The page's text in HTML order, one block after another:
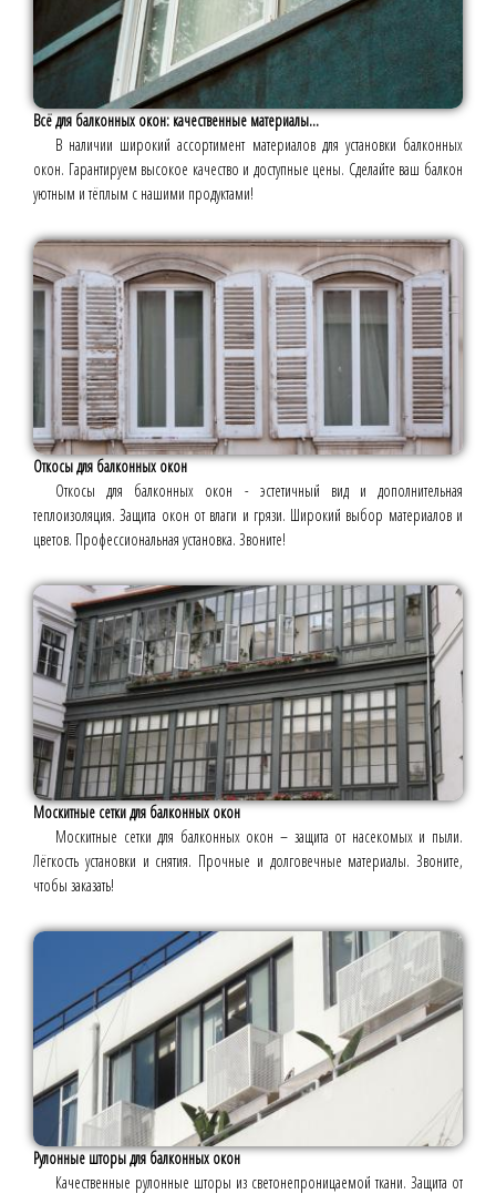
Всё для балконных окон: качественные материалы...
В наличии широкий ассортимент материалов для установки балконных
окон. Гарантируем высокое качество и доступные цены. Сделайте ваш балкон
уютным и тёплым с нашими продуктами!
Откосы для балконных окон
Откосы для балконных окон - эстетичный вид и дополнительная
теплоизоляция. Защита окон от влаги и грязи. Широкий выбор материалов и
цветов. Профессиональная установка. Звоните!
Москитные сетки для балконных окон
Москитные сетки для балконных окон – защита от насекомых и пыли.
Лёгкость установки и снятия. Прочные и долговечные материалы. Звоните,
чтобы заказать!
Рулонные шторы для балконных окон
Качественные рулонные шторы из светонепроницаемой ткани. Защита от